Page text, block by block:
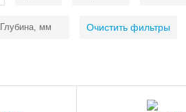
Глубина, мм Очистить фильтры